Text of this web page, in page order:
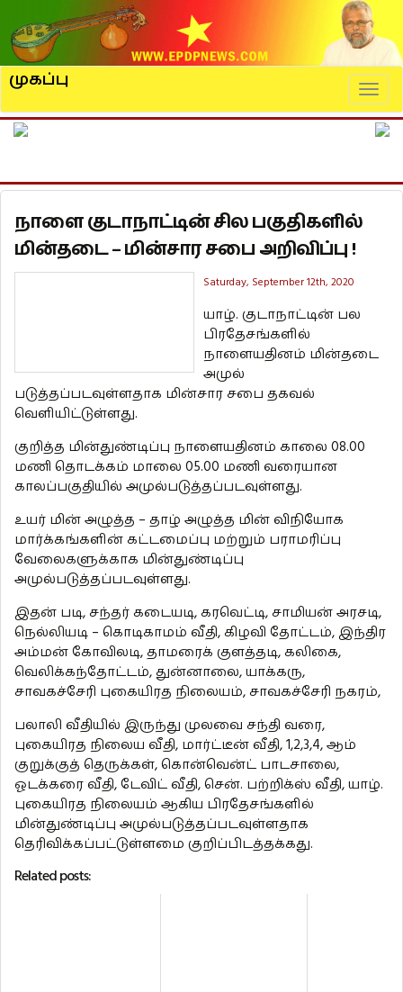
முகப்பு
நாளை குடாநாட்டின் சில பகுதிகளில்
மின்தடை – மின்சார சபை அறிவிப்பு !
Saturday, September 12th, 2020
யாழ். குடாநாட்டின் பல
பிரதேசங்களில்
நாளையதினம் மின்தடை
அமுல்
படுத்தப்படவுள்ளதாக மின்சார சபை தகவல்
வெளியிட்டுள்ளது.
குறித்த மின்துண்டிப்பு நாளையதினம் காலை 08.00
மணி தொடக்கம் மாலை 05.00 மணி வரையான
காலப்பகுதியில் அமுல்படுத்தப்படவுள்ளது.
உயர் மின் அழுத்த – தாழ் அழுத்த மின் விநியோக
மார்க்கங்களின் கட்டமைப்பு மற்றும் பராமரிப்பு
வேலைகளுக்காக மின்துண்டிப்பு
அமுல்படுத்தப்படவுள்ளது.
இதன் படி, சந்தர் கடையடி, கரவெட்டி, சாமியன் அரசடி,
நெல்லியடி – கொடிகாமம் வீதி, கிழவி தோட்டம், இந்திர
அம்மன் கோவிலடி, தாமரைக் குளத்தடி, கலிகை,
வெலிக்கந்தோட்டம், துன்னாலை, யாக்கரு,
சாவகச்சேரி புகையிரத நிலையம், சாவகச்சேரி நகரம்,
பலாலி வீதியில் இருந்து முலவை சந்தி வரை,
புகையிரத நிலைய வீதி, மார்ட்டீன் வீதி, 1,2,3,4, ஆம்
குறுக்குத் தெருக்கள், கொன்வென்ட் பாடசாலை,
ஓடக்கரை வீதி, டேவிட் வீதி, சென். பற்றிக்ஸ் வீதி, யாழ்.
புகையிரத நிலையம் ஆகிய பிரதேசங்களில்
மின்துண்டிப்பு அமுல்படுத்தப்படவுள்ளதாக
தெரிவிக்கப்பட்டுள்ளமை குறிப்பிடத்தக்கது.
Related posts: